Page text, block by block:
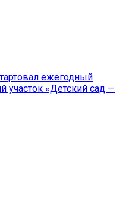
ежегодный
участок «Детский сад —